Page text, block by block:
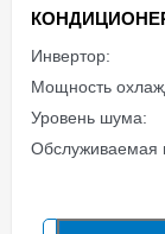
КОНДИЦИОНЕР
Инвертор:
Мощность
Уровень шума:
Обслуживаемая